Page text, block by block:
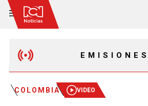
EMISIONES
MAÑANA EXPRESS
COLOMBIA VIDEO